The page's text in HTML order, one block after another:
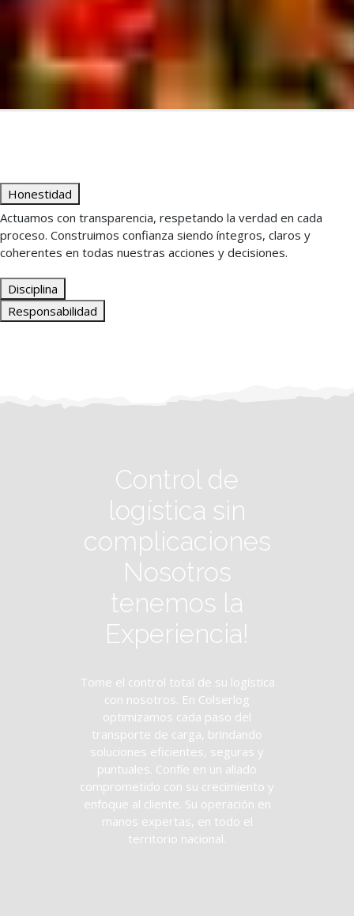
Honestidad
Actuamos con transparencia, respetando la verdad en cada
proceso. Construimos confianza siendo íntegros, claros y
coherentes en todas nuestras acciones y decisiones.
Disciplina
Responsabilidad
Control de
logística sin
complicaciones
Nosotros
tenemos la
Experiencia!
Tome el control total de su logística
con nosotros. En Colserlog
optimizamos cada paso del
transporte de carga, brindando
soluciones eficientes, seguras y
puntuales. Confíe en un aliado
comprometido con su crecimiento y
enfoque al cliente. Su operación en
manos expertas, en todo el
territorio nacional.